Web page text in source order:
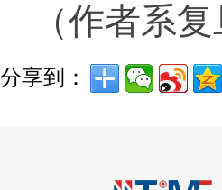
（作者系
分享到：